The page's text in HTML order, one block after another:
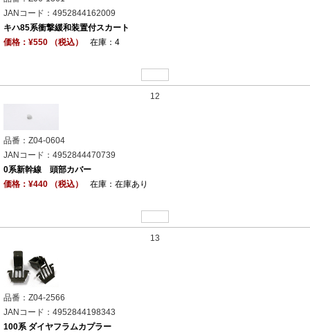
JANコード：4952844162009
キハ85系衝撃緩和装置付スカート
価格：¥550 （税込）
在庫：4
12
品番：Z04-0604
JANコード：4952844470739
0系新幹線 頭部カバー
価格：¥440 （税込）
在庫：在庫あり
13
品番：Z04-2566
JANコード：4952844198343
100系 ダイヤフラムカプラー